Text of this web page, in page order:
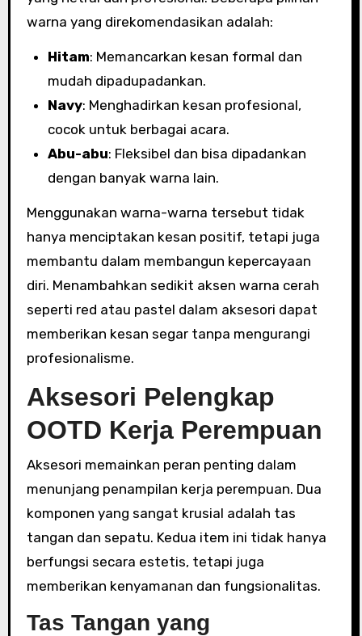
warna yang direkomendasikan adalah:
Hitam: Memancarkan kesan formal dan
mudah dipadupadankan.
Navy: Menghadirkan kesan profesional,
cocok untuk berbagai acara.
Abu-abu: Fleksibel dan bisa dipadankan
dengan banyak warna lain.
Menggunakan warna-warna tersebut tidak
hanya menciptakan kesan positif, tetapi juga
membantu dalam membangun kepercayaan
diri. Menambahkan sedikit aksen warna cerah
seperti red atau pastel dalam aksesori dapat
memberikan kesan segar tanpa mengurangi
profesionalisme.
Aksesori Pelengkap
OOTD Kerja Perempuan
Aksesori memainkan peran penting dalam
menunjang penampilan kerja perempuan. Dua
komponen yang sangat krusial adalah tas
tangan dan sepatu. Kedua item ini tidak hanya
berfungsi secara estetis, tetapi juga
memberikan kenyamanan dan fungsionalitas.
Tas Tangan yang